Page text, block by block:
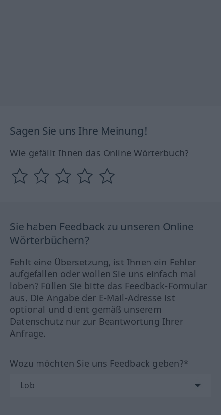
Sagen Sie uns Ihre Meinung!
Wie gefällt Ihnen das Online Wörterbuch?
Sie haben Feedback zu unseren Online
Wörterbüchern?
Fehlt eine Übersetzung, ist Ihnen ein Fehler
aufgefallen oder wollen Sie uns einfach mal
loben? Füllen Sie bitte das Feedback-Formular
aus. Die Angabe der E-Mail-Adresse ist
optional und dient gemäß unserem
Datenschutz nur zur Beantwortung Ihrer
Anfrage.
Wozu möchten Sie uns Feedback geben?*